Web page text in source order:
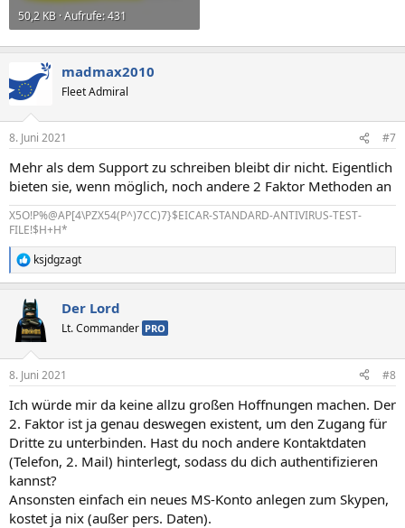
50,2 KB · Aufrufe: 431
madmax2010
Fleet Admiral
8. Juni 2021 #7
Mehr als dem Support zu schreiben bleibt dir nicht. Eigentlich
bieten sie, wenn möglich, noch andere 2 Faktor Methoden an
X5O!P%@AP[4\PZX54(P^)7CC)7}$EICAR-STANDARD-ANTIVIRUS-TEST-
FILE!$H+H*
R
e
t
i
e
:
ksjdgzagt
Der Lord
Lt. Commander PRO
8. Juni 2021 #8
Ich würde mir da keine allzu großen Hoffnungen machen. Der
2. Faktor ist ja genau deswegen existent, um den Zugang für
Dritte zu unterbinden. Hast du noch andere Kontaktdaten
(Telefon, 2. Mail) hinterlegt, sodass du dich authentifizieren
kannst?
Ansonsten einfach ein neues MS-Konto anlegen zum Skypen,
kostet ja nix (außer pers. Daten).